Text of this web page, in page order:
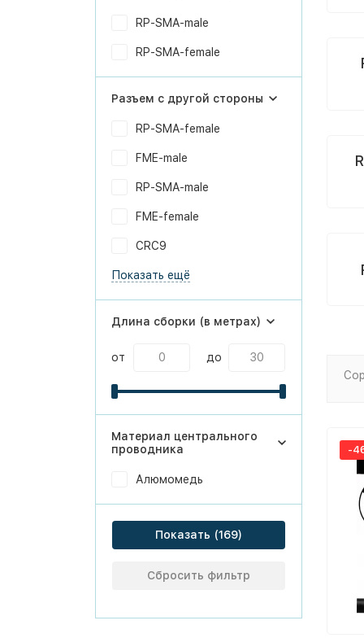
-
RP-SMA-male
RP-SMA-female
Разъем с другой стороны
RP-SMA-female
FME-male
RP-SMA-male
FME-female
CRC9
Показать ещё
Длина сборки (в метрах)
от до
Материал центрального
проводника
Алюмомедь
Показать
Сбросить фильтр